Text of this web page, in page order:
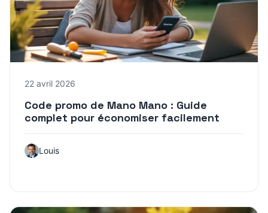
22 avril 2026
Code promo de Mano Mano : Guide
complet pour économiser facilement
Louis